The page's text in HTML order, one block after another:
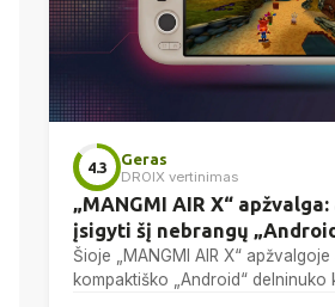
4.3
Geras
DROIX vertinimas
„MANGMI AIR X“
įsigyti šį nebrangų
Šioje „MANGMI AIR X“
kompaktiško „Android“ delninuko